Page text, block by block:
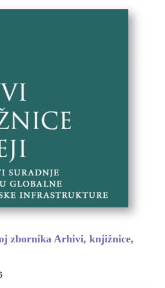
zbornika Arhivi, knjižnice,